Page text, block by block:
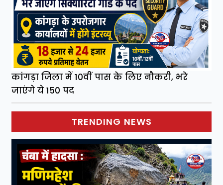
कांगड़ा जिला में 10वीं पास के लिए नौकरी, भरे
जाएंगे ये 150 पद
TRENDING NEWS